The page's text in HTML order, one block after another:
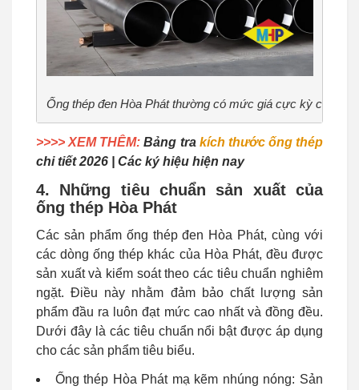
Ống thép đen Hòa Phát thường có mức giá cực kỳ cạnh
>>>> XEM THÊM:Bảng tra kích thước ống thép
chi tiết 2026 | Các ký hiệu hiện nay
4. Những tiêu chuẩn sản xuất của
ống thép Hòa Phát
Các sản phẩm ống thép đen Hòa Phát, cùng với
các dòng ống thép khác của Hòa Phát, đều được
sản xuất và kiểm soát theo các tiêu chuẩn nghiêm
ngặt. Điều này nhằm đảm bảo chất lượng sản
phẩm đầu ra luôn đạt mức cao nhất và đồng đều.
Dưới đây là các tiêu chuẩn nổi bật được áp dụng
cho các sản phẩm tiêu biểu.
Ống thép Hòa Phát mạ kẽm nhúng nóng: Sản